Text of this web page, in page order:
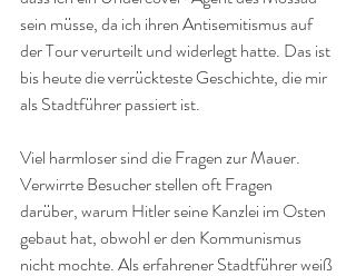
sein müsse, da ich ihren Antisemitismus auf
der Tour verurteilt und widerlegt hatte. Das ist
bis heute die verrückteste Geschichte, die mir
als Stadtführer passiert ist.
Viel harmloser sind die Fragen zur Mauer.
Verwirrte Besucher stellen oft Fragen
darüber, warum Hitler seine Kanzlei im Osten
gebaut hat, obwohl er den Kommunismus
nicht mochte. Als erfahrener Stadtführer weiß